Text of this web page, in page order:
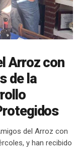
Arroz con
de la
del Arroz con
y han recibido